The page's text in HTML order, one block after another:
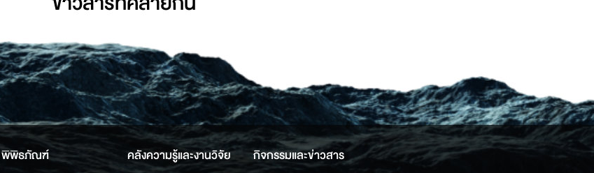
พิพิธภัณฑ์ คลังความรู้และงานวิจัย กิจกรรมและข่าวสาร